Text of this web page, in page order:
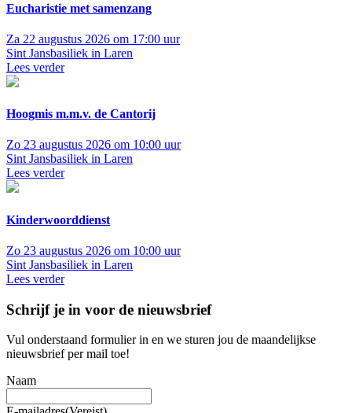
Eucharistie met samenzang
Za 22 augustus 2026 om 17:00 uur
Sint Jansbasiliek in Laren
Lees verder
Hoogmis m.m.v. de Cantorij
Zo 23 augustus 2026 om 10:00 uur
Sint Jansbasiliek in Laren
Lees verder
Kinderwoorddienst
Zo 23 augustus 2026 om 10:00 uur
Sint Jansbasiliek in Laren
Lees verder
Schrijf je in voor de nieuwsbrief
Vul onderstaand formulier in en we sturen jou de maandelijkse
nieuwsbrief per mail toe!
Naam